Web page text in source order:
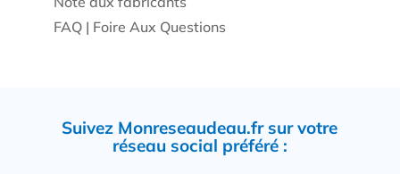
FAQ | Foire Aux Questions
Suivez Monreseaudeau.fr sur votre
réseau social préféré :